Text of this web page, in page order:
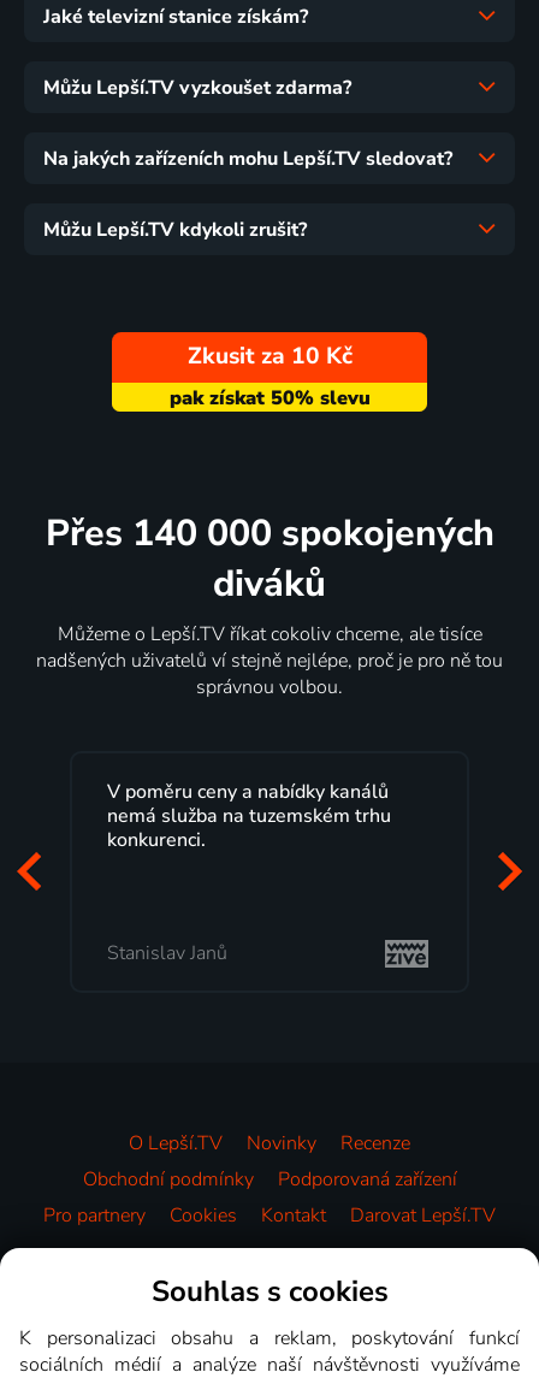
Jaké televizní stanice získám?
Můžu Lepší.TV vyzkoušet zdarma?
Na jakých zařízeních mohu Lepší.TV sledovat?
Můžu Lepší.TV kdykoli zrušit?
Zkusit za 10 Kč
Přes 140 000 spokojených
diváků
Můžeme o Lepší.TV říkat cokoliv chceme, ale tisíce
nadšených uživatelů ví stejně nejlépe, proč je pro ně tou
správnou volbou.
Lepší.TV sleduji už několik let s
maximální spokojeností. Velký výběr
programů a nemuset běžet k TV na
Milada Tomešová
O Lepší.TV Novinky
Recenze
Obchodní podmínky
Podporovaná zařízení
Pro partnery
Cookies Kontakt Darovat Lepší.TV
Videotéka
Souhlas s cookies
K personalizaci obsahu a reklam, poskytování funkcí
sociálních médií a analýze naší návštěvnosti využíváme